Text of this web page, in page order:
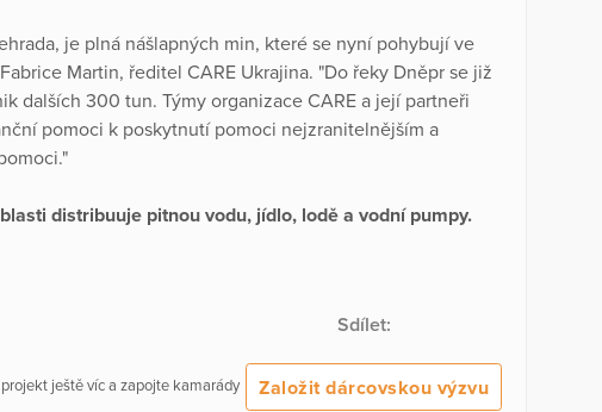
je plná nášlapných min, které se nyní pohybují ve
Martin, ředitel CARE Ukrajina. "Do řeky Dněpr se již
dalších 300 tun. Týmy organizace CARE a její partneři
pomoci k poskytnutí pomoci nejzranitelnějším a
distribuuje pitnou vodu, jídlo, lodě a vodní pumpy.
Sdílet:
ještě víc a zapojte kamarády Založit dárcovskou výzvu